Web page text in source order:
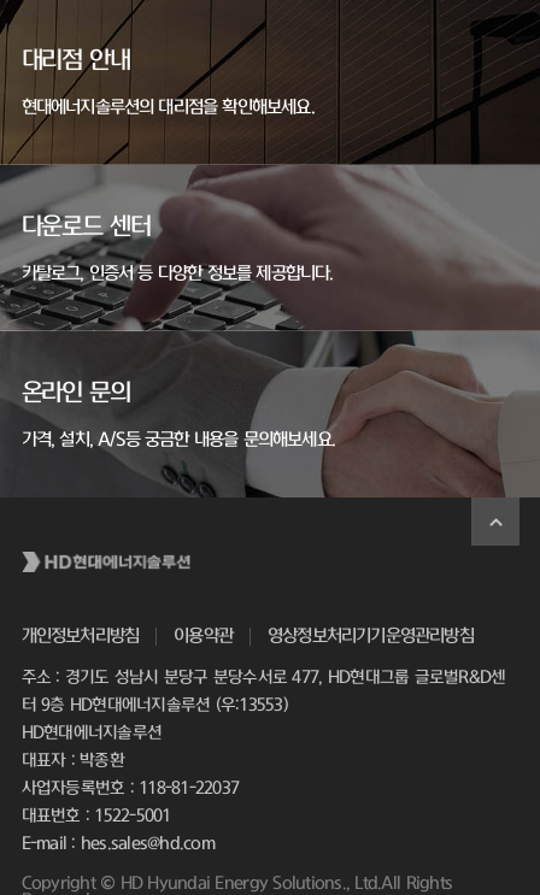
대리점 안내
현대에너지솔루션의 대리점을 확인해보세요.
다운로드 센터
카탈로그, 인증서 등 다양한 정보를 제공합니다.
온라인 문의
가격, 설치, A/S등 궁금한 내용을 문의해보세요.
개인정보처리방침 이용약관 영상정보처리기기운영관리방침
주소 : 경기도 성남시 분당구 분당수서로 477, HD현대그룹 글로벌R&D센
터 9층 HD현대에너지솔루션 (우:13553)
HD현대에너지솔루션
대표자 : 박종환
사업자등록번호 : 118-81-22037
대표번호 : 1522-5001
E-mail : hes.sales@hd.com
Copyright © HD Hyundai Energy Solutions., Ltd.All Rights